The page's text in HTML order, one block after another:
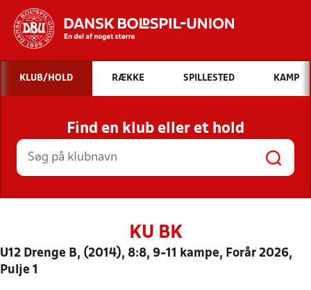
Hvad vil du søge efter?
INDHOLD OG NYHEDER
STILLINGER, RESULTATER, KLUBBER OG
HOLD
KLUB/HOLD RÆKKE SPILLESTED KAMP
Find en klub eller et hold
KU BK
U12 Drenge B, (2014), 8:8, 9-11 kampe, Forår 2026,
Pulje 1